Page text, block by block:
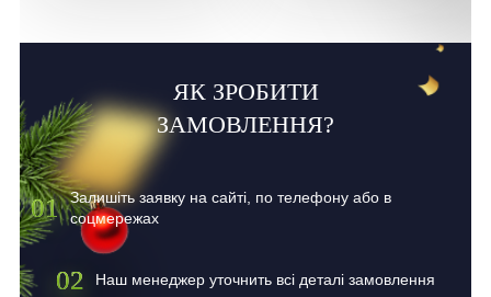
ЯК ЗРОБИТИ
ЗАМОВЛЕННЯ?
01
Залишіть заявку на сайті, по телефону або в
соцмережах
02 Наш менеджер уточнить всі деталі замовлення